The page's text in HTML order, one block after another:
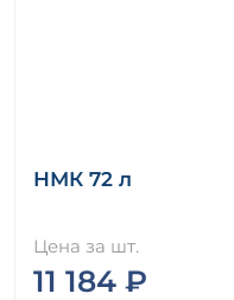
НМК 72 л
Цена за шт.
11 184 ₽